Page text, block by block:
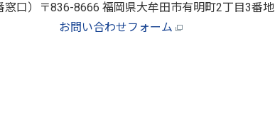
口） 〒836-8666 福岡県大牟田市有明町2丁目3番
お問い合わせフォーム